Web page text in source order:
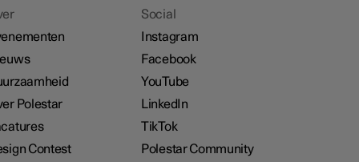
Polestar
Contest
Social
Instagram
Facebook
YouTube
LinkedIn
TikTok
Polestar Community